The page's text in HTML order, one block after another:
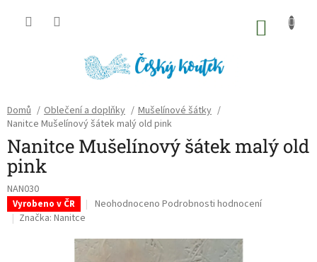
Domů / Oblečení a doplňky / Mušelínové šátky /
Nanitce Mušelínový šátek malý old pink
Nanitce Mušelínový šátek malý old
pink
NAN030
Vyrobeno v ČR
Průměrné
je
Neohodnoceno Podrobnosti hodnocení
Značka: Nanitce